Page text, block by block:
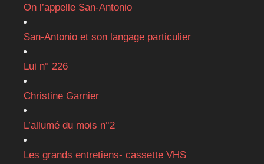
On l’appelle San-Antonio
San-Antonio et son langage particulier
Lui n° 226
Christine Garnier
L’allumé du mois n°2
Les grands entretiens- cassette VHS